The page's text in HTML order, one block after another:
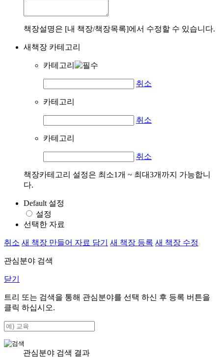
책장설명은 [내 책장/책장목록]에서 수정할 수 있습니다.
새책장 카테고리
카테고리
취소
카테고리
취소
카테고리
취소
책장카테고리 설정은 최소1개 ~ 최대3개까지 가능합니
다.
Default 설정
설정
선택한 자료
취소 새 책장 만들어 자료 담기 새 책장 등록 새 책장 수정
관심분야 검색
닫기
트리 또는 검색을 통해 관심분야를 선택 하신 후 등록 버튼을
클릭 하십시오.
관심분야 검색 결과